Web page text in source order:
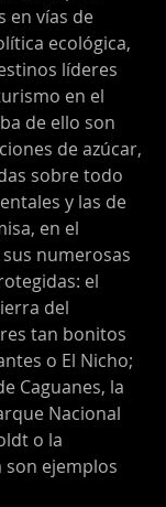
en vías de
ecológica,
líderes
en el
de ello son
de azúcar,
sobre todo
y las de
en el
numerosas
el
del
tan bonitos
o El Nicho;
Caguanes, la
Nacional
o la
son ejemplos